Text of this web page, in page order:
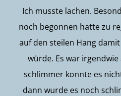
Ich musste lachen.
noch begonnen hatte zu
auf den steilen Hang
würde. Es war
schlimmer konnte es
dann wurde es noch